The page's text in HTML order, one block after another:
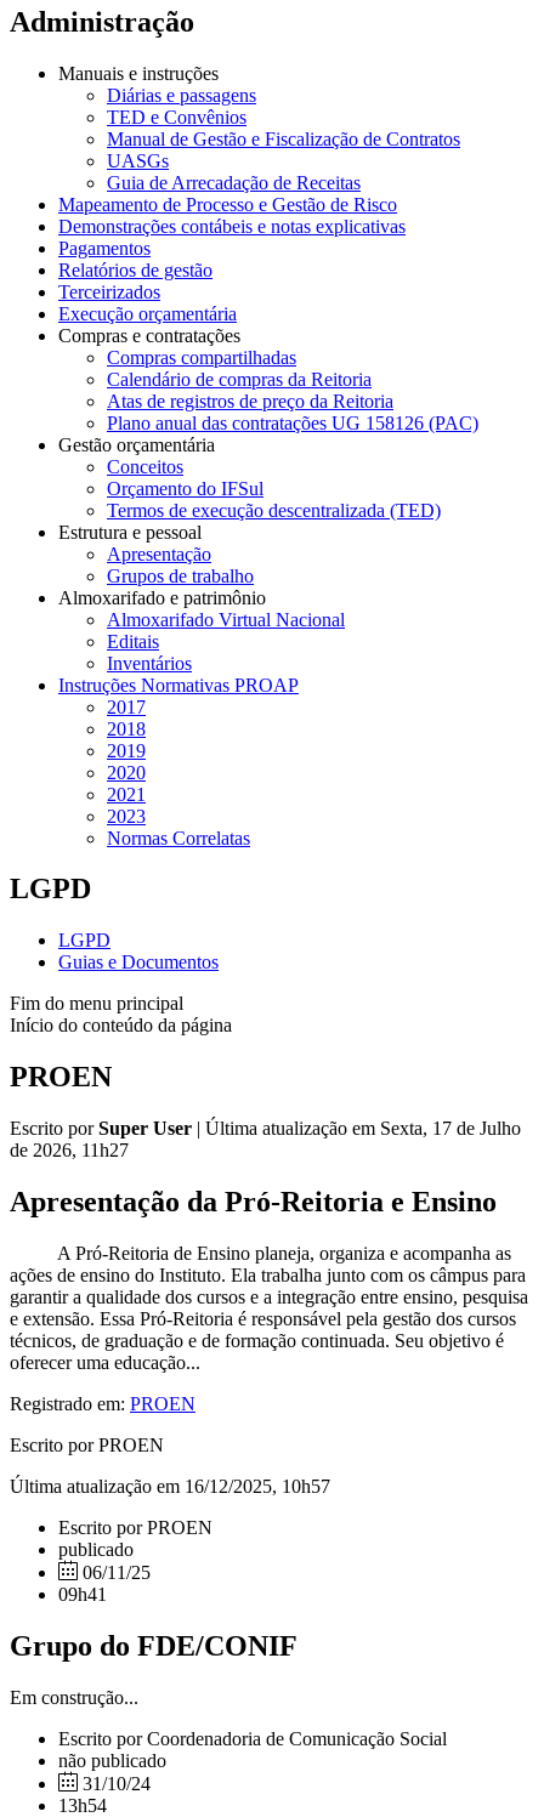
Administração
Manuais e instruções
Diárias e passagens
TED e Convênios
Manual de Gestão e Fiscalização de Contratos
UASGs
Guia de Arrecadação de Receitas
Mapeamento de Processo e Gestão de Risco
Demonstrações contábeis e notas explicativas
Pagamentos
Relatórios de gestão
Terceirizados
Execução orçamentária
Compras e contratações
Compras compartilhadas
Calendário de compras da Reitoria
Atas de registros de preço da Reitoria
Plano anual das contratações UG 158126 (PAC)
Gestão orçamentária
Conceitos
Orçamento do IFSul
Termos de execução descentralizada (TED)
Estrutura e pessoal
Apresentação
Grupos de trabalho
Almoxarifado e patrimônio
Almoxarifado Virtual Nacional
Editais
Inventários
Instruções Normativas PROAP
2017
2018
2019
2020
2021
2023
Normas Correlatas
LGPD
LGPD
Guias e Documentos
Fim do menu principal
Início do conteúdo da página
PROEN
Escrito porSuper User | Última atualização em Sexta, 17 de Julho
de 2026, 11h27
Apresentação da Pró-Reitoria e Ensino
A Pró-Reitoria de Ensino planeja, organiza e acompanha as
ações de ensino do Instituto. Ela trabalha junto com os câmpus para
garantir a qualidade dos cursos e a integração entre ensino, pesquisa
e extensão. Essa Pró-Reitoria é responsável pela gestão dos cursos
técnicos, de graduação e de formação continuada. Seu objetivo é
oferecer uma educação...
Registrado em: PROEN
Escrito por PROEN
Última atualização em 16/12/2025, 10h57
Escrito por PROEN
publicado
06/11/25
09h41
Grupo do FDE/CONIF
Em construção...
Escrito por Coordenadoria de Comunicação Social
não publicado
31/10/24
13h54